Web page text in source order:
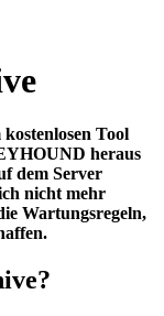
Tool
heraus
dem Server
nicht mehr
Wartungsregeln,